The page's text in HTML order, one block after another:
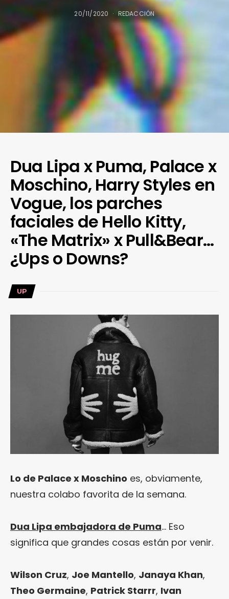
20/11/2020 REDACCIÓN
Dua Lipa x Puma, Palace x
Moschino, Harry Styles en
Vogue, los parches
faciales de Hello Kitty,
«The Matrix» x Pull&Bear…
¿Ups o Downs?
UP
Lo de Palace x Moschino es, obviamente,
nuestra colabo favorita de la semana.
Dua Lipa embajadora de Puma… Eso
significa que grandes cosas están por venir.
Wilson Cruz, Joe Mantello, Janaya Khan,
Theo Germaine, Patrick Starrr, Ivan